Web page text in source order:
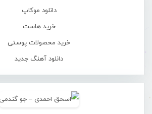
دانلود موکاپ
خرید هاست
خرید محصولات پوستی
دانلود آهنگ جدید